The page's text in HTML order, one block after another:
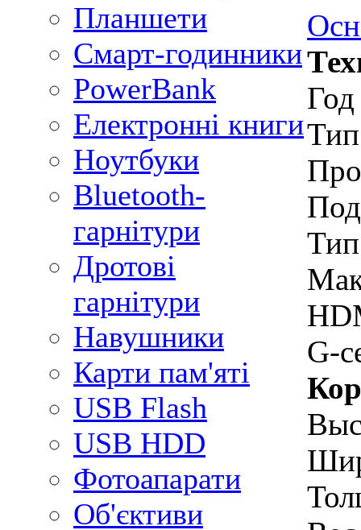
Планшети
Смарт-годинники
PowerBank
Електронні книги
Ноутбуки
Bluetooth-
гарнітури
Дротові
гарнітури
Навушники
Карти пам'яті
USB Flash
USB HDD
Фотоапарати
Об'єктиви
G-